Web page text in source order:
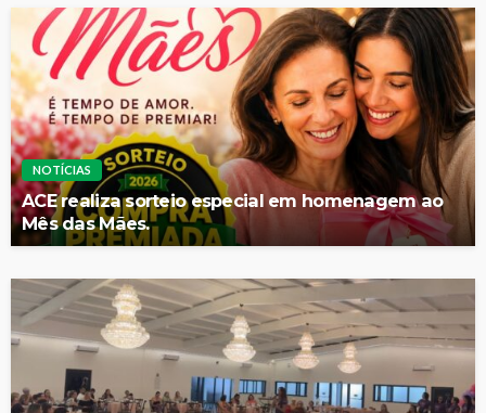
NOTÍCIAS
ACE realiza sorteio especial em homenagem ao
Mês das Mães.